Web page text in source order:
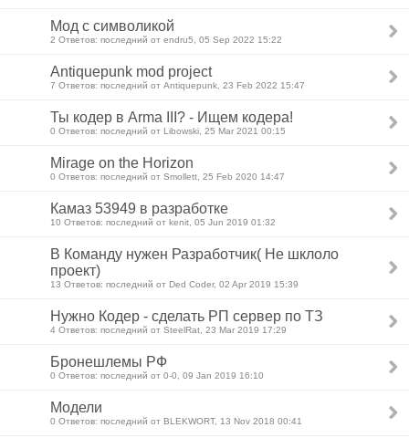
Мод с символикой
2 Ответов: последний от endru5, 05 Sep 2022 15:22
Antiquepunk mod project
7 Ответов: последний от Antiquepunk, 23 Feb 2022 15:47
Ты кодер в Arma III? - Ищем кодера!
0 Ответов: последний от Libowski, 25 Mar 2021 00:15
Mirage on the Horizon
0 Ответов: последний от Smollett, 25 Feb 2020 14:47
Камаз 53949 в разработке
10 Ответов: последний от kenit, 05 Jun 2019 01:32
В Команду нужен Разработчик( Не шклоло
проект)
13 Ответов: последний от Ded Coder, 02 Apr 2019 15:39
Нужно Кодер - сделать РП сервер по ТЗ
4 Ответов: последний от SteelRat, 23 Mar 2019 17:29
Бронешлемы РФ
0 Ответов: последний от 0-0, 09 Jan 2019 16:10
Модели
0 Ответов: последний от BLEKWORT, 13 Nov 2018 00:41